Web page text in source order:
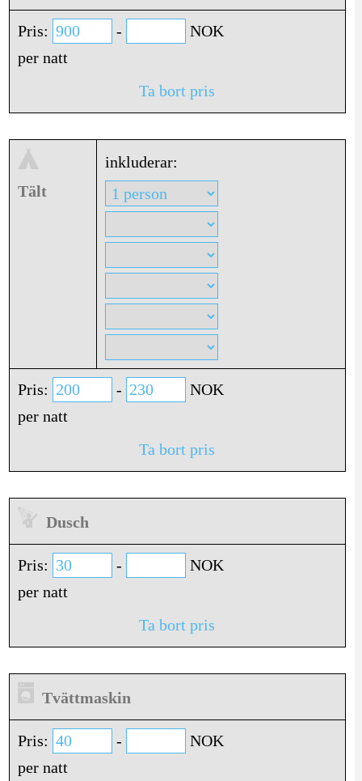
Pris: -
NOK
per natt
Ta bort pris
Tält
inkluderar:
Pris: -
NOK
per natt
Ta bort pris
Dusch
Pris: -
NOK
per natt
Ta bort pris
Tvättmaskin
Pris: -
NOK
per natt